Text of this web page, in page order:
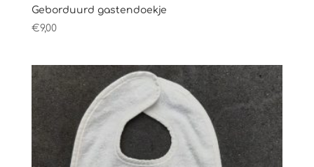
Geborduurd gastendoekje
€9,00